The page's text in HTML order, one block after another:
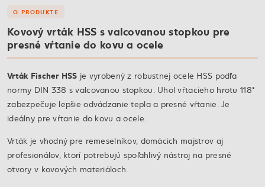
O PRODUKTE
Kovový vrták HSS s valcovanou stopkou pre
presné vŕtanie do kovu a ocele
Vrták Fischer HSS je vyrobený z robustnej ocele HSS podľa
normy DIN 338 s valcovanou stopkou. Uhol vŕtacieho hrotu 118°
zabezpečuje lepšie odvádzanie tepla a presné vŕtanie. Je
ideálny pre vŕtanie do kovu a ocele.
Vrták je vhodný pre remeselníkov, domácich majstrov aj
profesionálov, ktorí potrebujú spoľahlivý nástroj na presné
otvory v kovových materiáloch.